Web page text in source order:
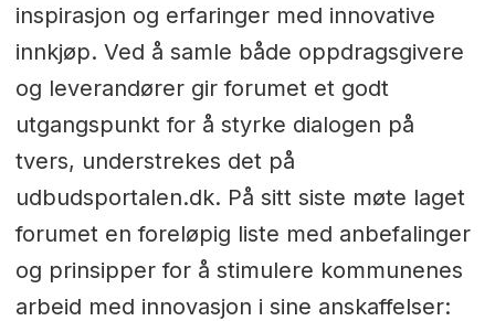
inspirasjon og erfaringer med innovative
innkjøp. Ved å samle både oppdragsgivere
og leverandører gir forumet et godt
utgangspunkt for å styrke dialogen på
tvers, understrekes det på
udbudsportalen.dk. På sitt siste møte laget
forumet en foreløpig liste med anbefalinger
og prinsipper for å stimulere kommunenes
arbeid med innovasjon i sine anskaffelser: